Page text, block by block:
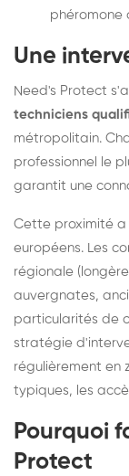
phéromone
Une
Need's Protect
techniciens
métropolitain.
professionnel le
garantit une
Cette proximité a
européens. Les
régionale
auvergnates,
particularités de
stratégie
régulièrement en
typiques, les
Pourquoi
Protect